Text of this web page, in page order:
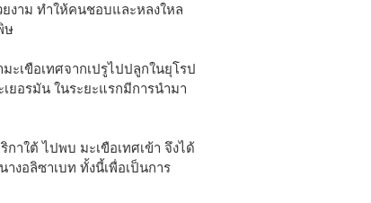
งาม ทำให้คนชอบและหลงใหล
ษ
ะเขือเทศจากเปรูไปปลูกในยุโรป
ยอรมัน ในระยะแรกมีการนำมา
าใต้ ไปพบ มะเขือเทศเข้า จึงได้
งอลิซาเบท ทั้งนี้เพื่อเป็นการ